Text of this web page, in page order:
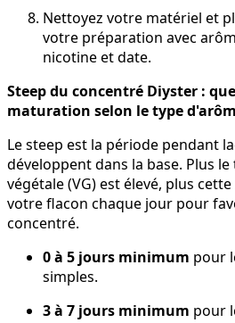
Nettoyez votre matériel et
votre préparation avec
nicotine et date.
Steep du concentré Diyster :
maturation selon le type
Le steep est la période pendant
développent dans la base. Plus
végétale (VG) est élevé, plus
votre flacon chaque jour pour
concentré.
0 à 5 jours minimum pour
simples.
3 à 7 jours minimum pour